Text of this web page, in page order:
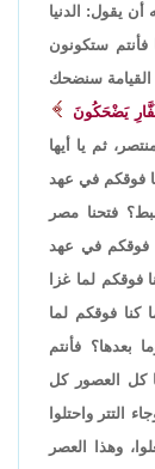
يقول: الدنيا
ستكونون
القيامة سنضحك
يَضْحَكُونَ
ثم يا أيها
فوقكم في عهد
فتحنا مصر
فوقكم في عهد
لما غزا
كنا فوقكم لما
بعدها؟ فأنتم
كل العصور كل
التتر واحتلوا
وهذا العصر